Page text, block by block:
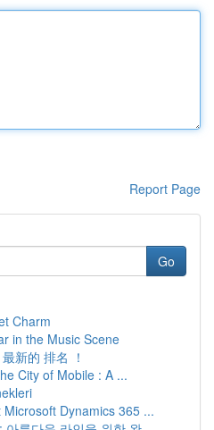
Report Page
Go
Charm
in the Music Scene
新的 排名 ！
City of Mobile : A ...
Dynamics 365 ...